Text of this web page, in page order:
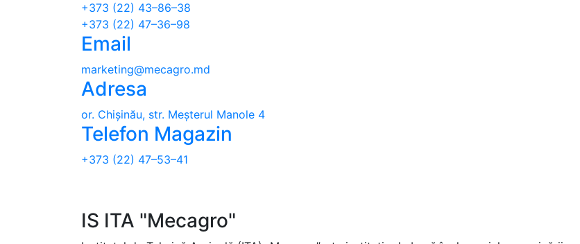
+373 (22) 43–86–38
+373 (22) 47–36–98
Email
marketing@mecagro.md
Adresa
or. Chișinău, str. Meșterul Manole 4
Telefon Magazin
+373 (22) 47–53–41
IS ITA "Mecagro"